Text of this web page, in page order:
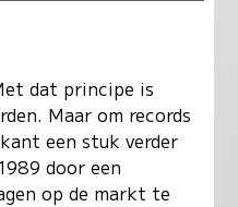
dat principe is
Maar om records
een stuk verder
door een
op de markt te